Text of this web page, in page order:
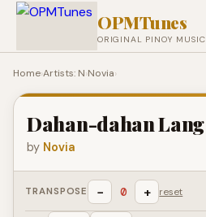
OPMTunes
ORIGINAL PINOY MUSIC
Home›Artists: N›Novia›
Dahan-dahan Lang
by Novia
TRANSPOSE − 0 + reset